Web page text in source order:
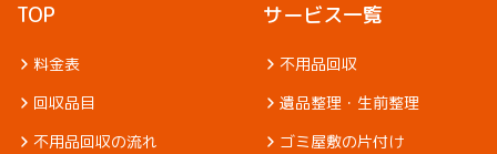
TOP
料金表
回収品目
不用品回収の流れ
サービス一覧
不用品回収
遺品整理・生前整理
ゴミ屋敷の片付け